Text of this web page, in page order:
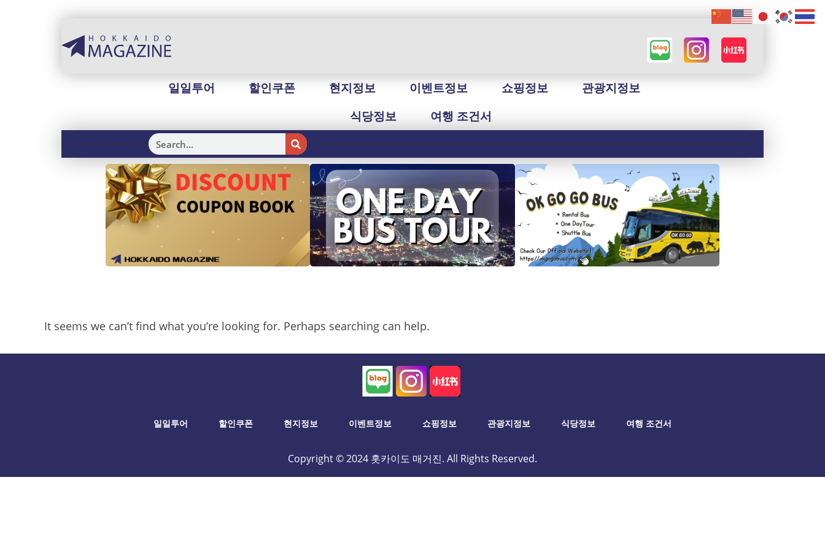
일일투어 할인쿠폰 현지정보 이벤트정보 쇼핑정보
관광지정보
식당정보
여행 조건서
It seems we can’t find what you’re looking for. Perhaps searching can help.
일일투어 할인쿠폰 현지정보 이벤트정보 쇼핑정보 관광지정보 식당정보 여행 조건서
Copyright © 2024 홋카이도 매거진. All Rights Reserved.